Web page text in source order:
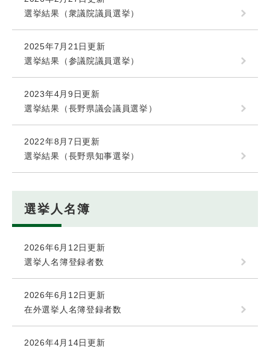
選挙結果（衆議院議員選挙）
2025年7月21日更新
選挙結果（参議院議員選挙）
2023年4月9日更新
選挙結果（長野県議会議員選挙）
2022年8月7日更新
選挙結果（長野県知事選挙）
選挙人名簿
2026年6月12日更新
選挙人名簿登録者数
2026年6月12日更新
在外選挙人名簿登録者数
2026年4月14日更新